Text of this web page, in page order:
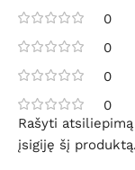
0
0
0
0
Rašyti
įsigiję šį produktą.